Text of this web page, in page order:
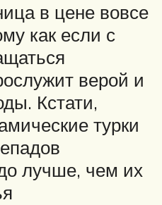
в цене вовсе
как если с
верой и
Кстати,
турки
лучше, чем их